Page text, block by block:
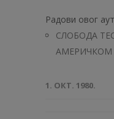
Радови овог
СЛОБОДА
АМЕРИЧКОМ
1. ОКТ. 1980.